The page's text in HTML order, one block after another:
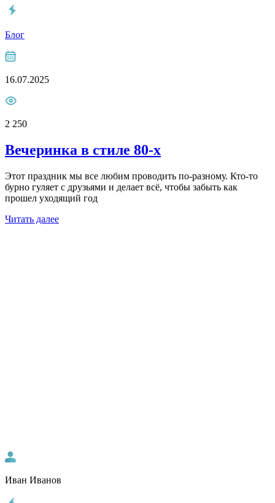
Блог
16.07.2025
2 250
Вечеринка в стиле 80-х
Этот праздник мы все любим проводить по-разному. Кто-то
бурно гуляет с друзьями и делает всё, чтобы забыть как
прошел уходящий год
Читать далее
Иван Иванов